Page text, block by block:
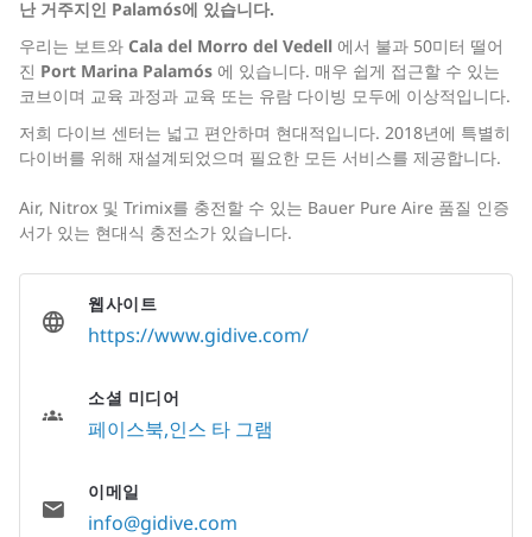
난 거주지인 Palamós에 있습니다.
우리는 보트와 Cala del Morro del Vedell 에서 불과 50미터 떨어
진 Port Marina Palamós 에 있습니다. 매우 쉽게 접근할 수 있는
코브이며 교육 과정과 교육 또는 유람 다이빙 모두에 이상적입니다.
저희 다이브 센터는 넓고 편안하며 현대적입니다. 2018년에 특별히
다이버를 위해 재설계되었으며 필요한 모든 서비스를 제공합니다.
Air, Nitrox 및 Trimix를 충전할 수 있는 Bauer Pure Aire 품질 인증
서가 있는 현대식 충전소가 있습니다.
웹사이트
https://www.gidive.com/
소셜 미디어
페이스북 인스 타 그램
이메일
info@gidive.com